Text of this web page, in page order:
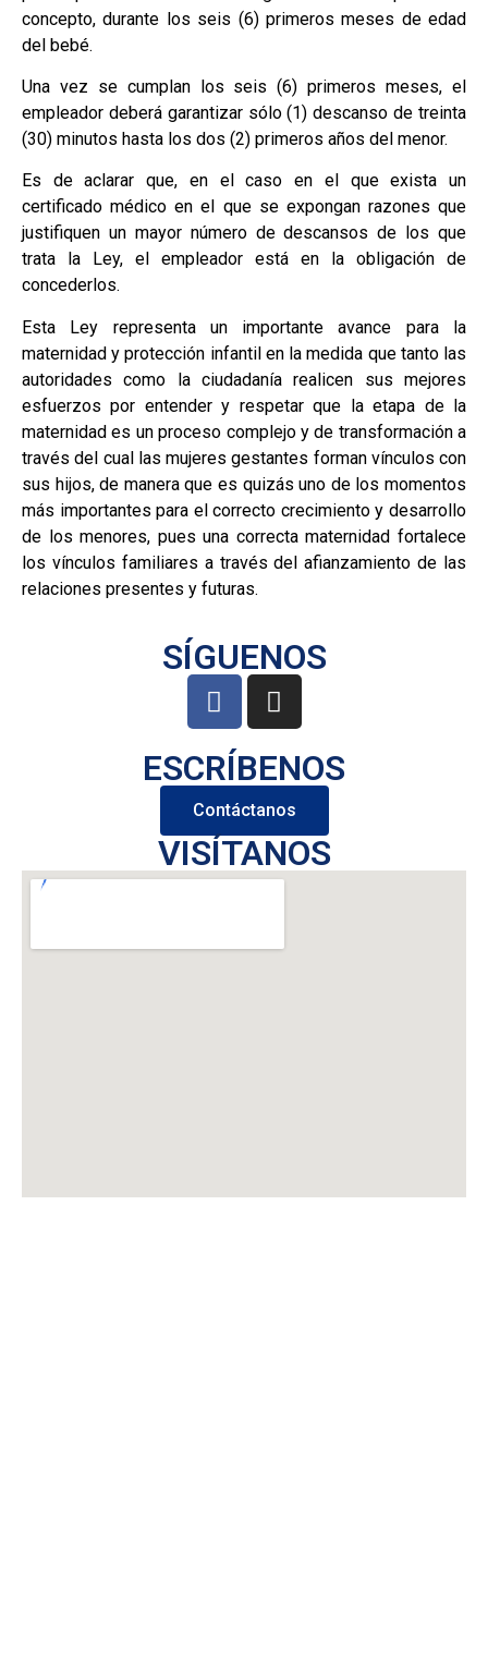
concepto, durante los seis (6) primeros meses de edad
del bebé.
Una vez se cumplan los seis (6) primeros meses, el
empleador deberá garantizar sólo (1) descanso de treinta
(30) minutos hasta los dos (2) primeros años del menor.
Es de aclarar que, en el caso en el que exista un
certificado médico en el que se expongan razones que
justifiquen un mayor número de descansos de los que
trata la Ley, el empleador está en la obligación de
concederlos.
Esta Ley representa un importante avance para la
maternidad y protección infantil en la medida que tanto las
autoridades como la ciudadanía realicen sus mejores
esfuerzos por entender y respetar que la etapa de la
maternidad es un proceso complejo y de transformación a
través del cual las mujeres gestantes forman vínculos con
sus hijos, de manera que es quizás uno de los momentos
más importantes para el correcto crecimiento y desarrollo
de los menores, pues una correcta maternidad fortalece
los vínculos familiares a través del afianzamiento de las
relaciones presentes y futuras.
SÍGUENOS
ESCRÍBENOS
Contáctanos
VISÍTANOS